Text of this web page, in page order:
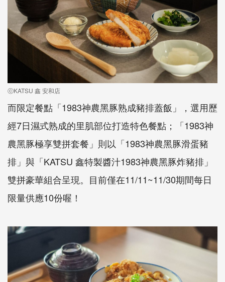
ⓒKATSU 鑫 安和店
而限定餐點「1983神農黑豚熟成豬排蓋飯」，選用歷
經7日濕式熟成的里肌部位打造特色餐點；「1983神
農黑豚極享雙拼套餐」則以「1983神農黑豚滑蛋豬
排」與「KATSU 鑫特製醬汁1983神農黑豚炸豬排」
雙拼豪華組合呈現。目前僅在11/11~11/30期間每日
限量供應10份喔！